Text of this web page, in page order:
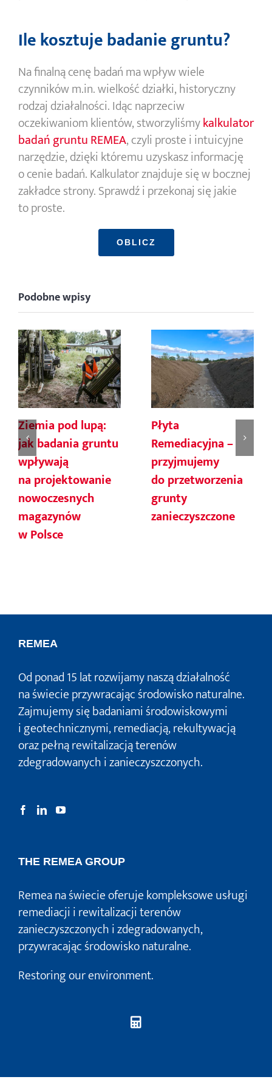
Ile kosztuje badanie gruntu?
Na finalną cenę badań ma wpływ wiele
czynników m.in. wielkość działki, historyczny
rodzaj działalności. Idąc naprzeciw
oczekiwaniom klientów, stworzyliśmykalkulator
badań gruntu REMEA, czyli proste i intuicyjne
narzędzie, dzięki któremu uzyskasz informację
o cenie badań. Kalkulator znajduje się w bocznej
zakładce strony. Sprawdź i przekonaj się jakie
to proste.
OBLICZ
Podobne wpisy
Ziemia pod lupą:
jak badania gruntu
wpływają
na projektowanie
nowoczesnych
magazynów
w Polsce
Płyta
Remediacyjna –
przyjmujemy
do przetworzenia
grunty
zanieczyszczone
REMEA
Od ponad 15 lat rozwijamy naszą działalność
na świecie przywracając środowisko naturalne.
Zajmujemy się badaniami środowiskowymi
i geotechnicznymi, remediacją, rekultywacją
oraz pełną rewitalizacją terenów
zdegradowanych i zanieczyszczonych.
THE REMEA GROUP
Remea na świecie oferuje kompleksowe usługi
remediacji i rewitalizacji terenów
zanieczyszczonych i zdegradowanych,
przywracając środowisko naturalne.
Restoring our environment.